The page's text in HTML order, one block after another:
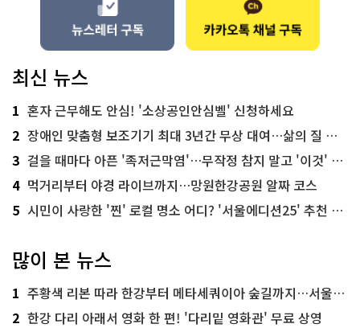
최신 뉴스
1 혼자 근무해도 안심! '소상공인안심벨' 신청하세요
2 장애인 맞춤형 보조기기 최대 3년간 무상 대여…삶의 질 높인다
3 걸을 때마다 아픈 '족저근막염'…무작정 참지 말고 '이것' 해보세요!
4 먹거리부터 야경 라이브까지…망원한강공원 알짜 코스
5 시민이 사랑한 '찐' 로컬 명소 어디? '서울에디션25' 추천 코스
많이 본 뉴스
1 주황색 리본 따라 한강부터 메타세쿼이아 숲길까지…서울둘레길 15코스
2 한강 다리 아래서 영화 한 편! '다리밑 영화관' 무료 상영